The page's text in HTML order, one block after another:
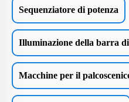
Sequenziatore di potenza
Illuminazione della barra di
Macchine per il